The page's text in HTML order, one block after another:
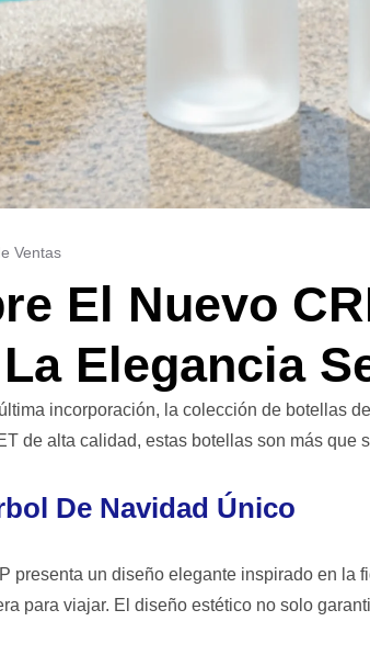
Ventas
El Nuevo
Elegancia
incorporación, la colección de botellas
de alta calidad, estas botellas son más
De Navidad Único
presenta un diseño elegante inspirado en
para viajar. El diseño estético no solo